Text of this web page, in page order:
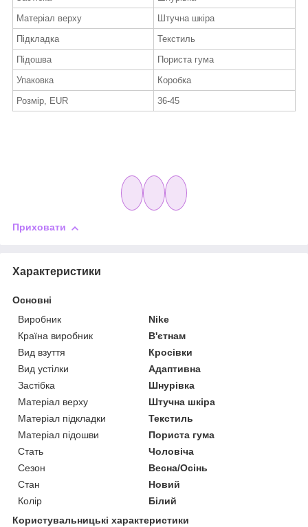
Матеріал верху
Штучна шкіра
Підкладка
Текстиль
Підошва
Пориста гума
Упаковка
Коробка
Розмір, EUR
36-45
Приховати
Характеристики
Основні
Виробник
Nike
Країна виробник
В'єтнам
Вид взуття
Кросівки
Вид устілки
Адаптивна
Застібка
Шнурівка
Матеріал верху
Штучна шкіра
Матеріал підкладки
Текстиль
Матеріал підошви
Пориста гума
Стать
Чоловіча
Сезон
Весна/Осінь
Стан
Новий
Колір
Білий
Користувальницькі характеристики